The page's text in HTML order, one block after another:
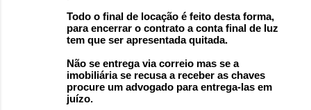
Todo o final de locação é feito desta forma,
para encerrar o contrato a conta final de luz
tem que ser apresentada quitada.
Não se entrega via correio mas se a
imobiliária se recusa a receber as chaves
procure um advogado para entrega-las em
juízo.